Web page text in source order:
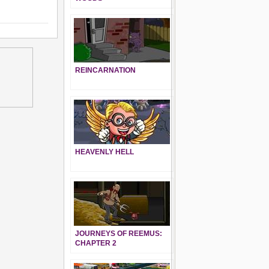
REINCARNATION
HEAVENLY HELL
JOURNEYS OF REEMUS:
CHAPTER 2